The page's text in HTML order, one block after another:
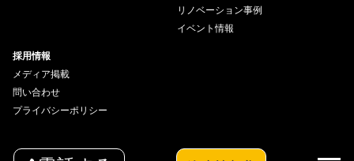
リノベーション事例
イベント情報
採用情報
メディア掲載
問い合わせ
プライバシーポリシー